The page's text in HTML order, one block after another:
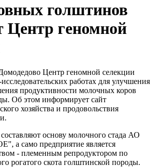
голштинов
Центр геномной
Центр геномной селекции
работах для улучшения
продуктивности молочных коров
Об этом информирует сайт
хозяйства и продовольствия
основу молочного стада АО
само предприятие является
- племенным репродуктором по
рогатого скота голштинской породы.